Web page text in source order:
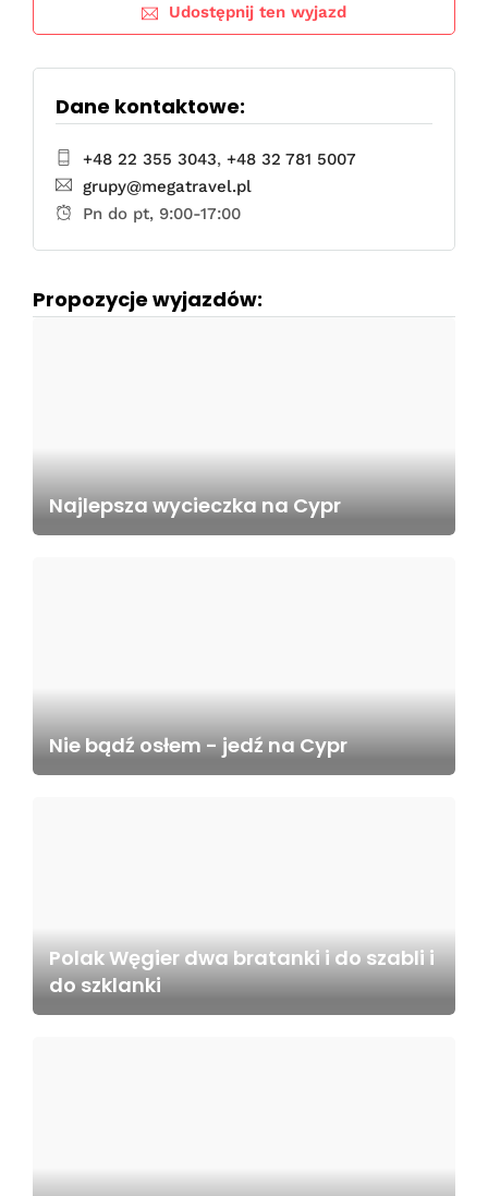
Udostępnij ten wyjazd
Dane kontaktowe:
+48 22 355 3043, +48 32 781 5007
grupy@megatravel.pl
Pn do pt, 9:00-17:00
Propozycje wyjazdów:
Najlepsza wycieczka na Cypr
Nie bądź osłem - jedź na Cypr
Polak Węgier dwa bratanki i do szabli i
do szklanki